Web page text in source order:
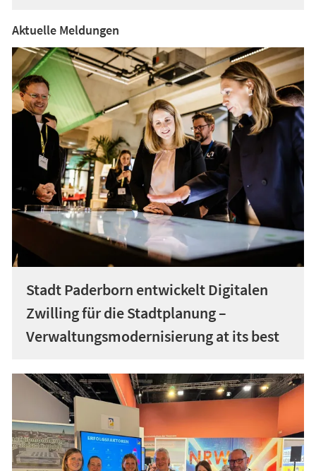
Aktuelle Meldungen
Stadt Paderborn entwickelt Digitalen
Zwilling für die Stadtplanung –
Verwaltungsmodernisierung at its best